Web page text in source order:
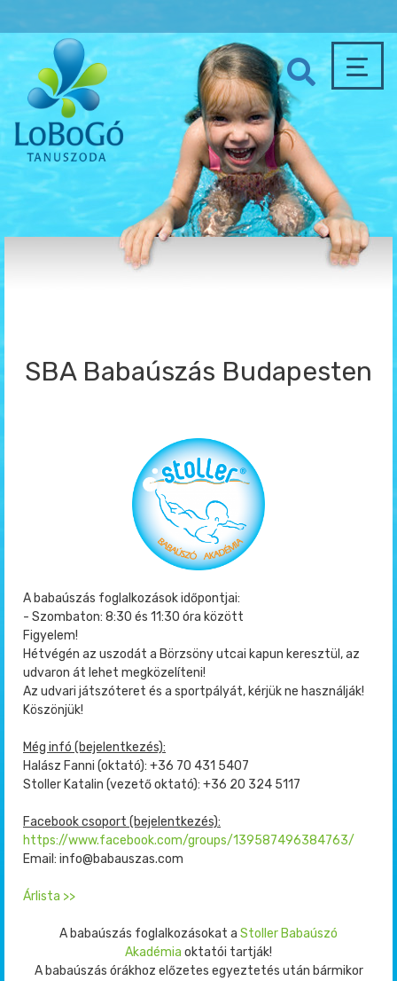
SBA Babaúszás Budapesten
A babaúszás foglalkozások időpontjai:
- Szombaton: 8:30 és 11:30 óra között
Figyelem!
Hétvégén az uszodát a Börzsöny utcai kapun keresztül, az
udvaron át lehet megközelíteni!
Az udvari játszóteret és a sportpályát, kérjük ne használják!
Köszönjük!
Még infó (bejelentkezés):
Halász Fanni (oktató): +36 70 431 5407
Stoller Katalin (vezető oktató): +36 20 324 5117
Facebook csoport (bejelentkezés):
https://www.facebook.com/groups/139587496384763/
Email: info@babauszas.com
Árlista >>
A babaúszás foglalkozásokat a Stoller Babaúszó
Akadémia oktatói tartják!
A babaúszás órákhoz előzetes egyeztetés után bármikor